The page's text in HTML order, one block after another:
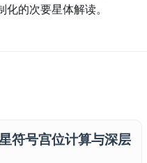
的次要星体解读。
符号宫位计算与深层